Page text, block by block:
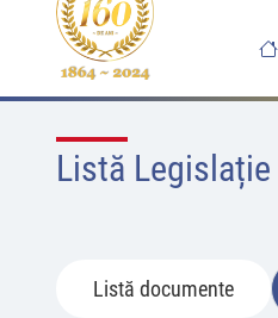
Listă Legislație
Listă documente